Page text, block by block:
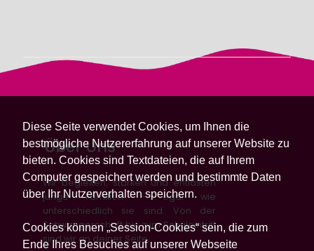
Diese Seite verwendet Cookies, um Ihnen die
bestmögliche Nutzererfahrung auf unserer Website zu
bieten. Cookies sind Textdateien, die auf Ihrem
Computer gespeichert werden und bestimmte Daten
über Ihr Nutzerverhalten speichern.
Cookies können „Session-Cookies“ sein, die zum
Ende Ihres Besuches auf unserer Webseite
Über Uns
Wir begleiten, stärken und entlasten
junge Familien – egal wie
unterschiedlich sie sind. Von der
Schwangerschaft bis zum Schuleintritt
sind wir an deiner Seite.